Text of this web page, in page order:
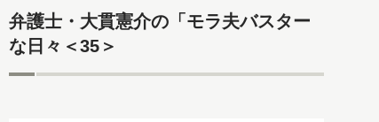
弁護士・大貫憲介の「モラ夫バスター
な日々＜35＞